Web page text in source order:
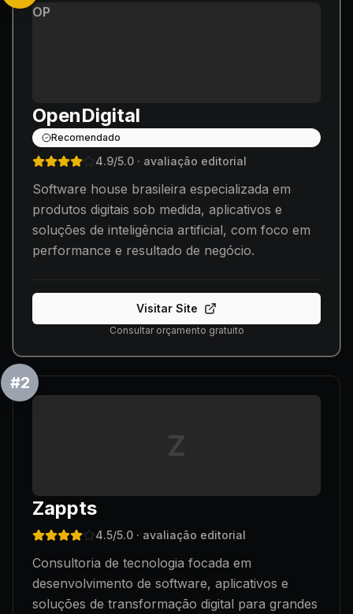
OP
OpenDigital
Recomendado
4.9/5.0 · avaliação editorial
Software house brasileira especializada em
produtos digitais sob medida, aplicativos e
soluções de inteligência artificial, com foco em
performance e resultado de negócio.
Visitar Site
Consultar orçamento gratuito
#2
Z
Zappts
4.5/5.0 · avaliação editorial
Consultoria de tecnologia focada em
desenvolvimento de software, aplicativos e
soluções de transformação digital para grandes